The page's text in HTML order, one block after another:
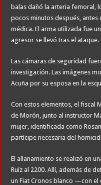
balas dañó la arteria femoral,
pocos minutos después,
médica. El arma utilizada fue
agresor se llevó tras el ataque.
Las cámaras de seguridad
investigación. Las imágenes
Acuña por su esposa en la
Con estos elementos, el fiscal
de Morón, junto al instructor
mujer, identificada como
partícipe necesaria del
El allanamiento se realizó en
Ruíz al 2200. Allí, además de
un Fiat Cronos blanco —con el